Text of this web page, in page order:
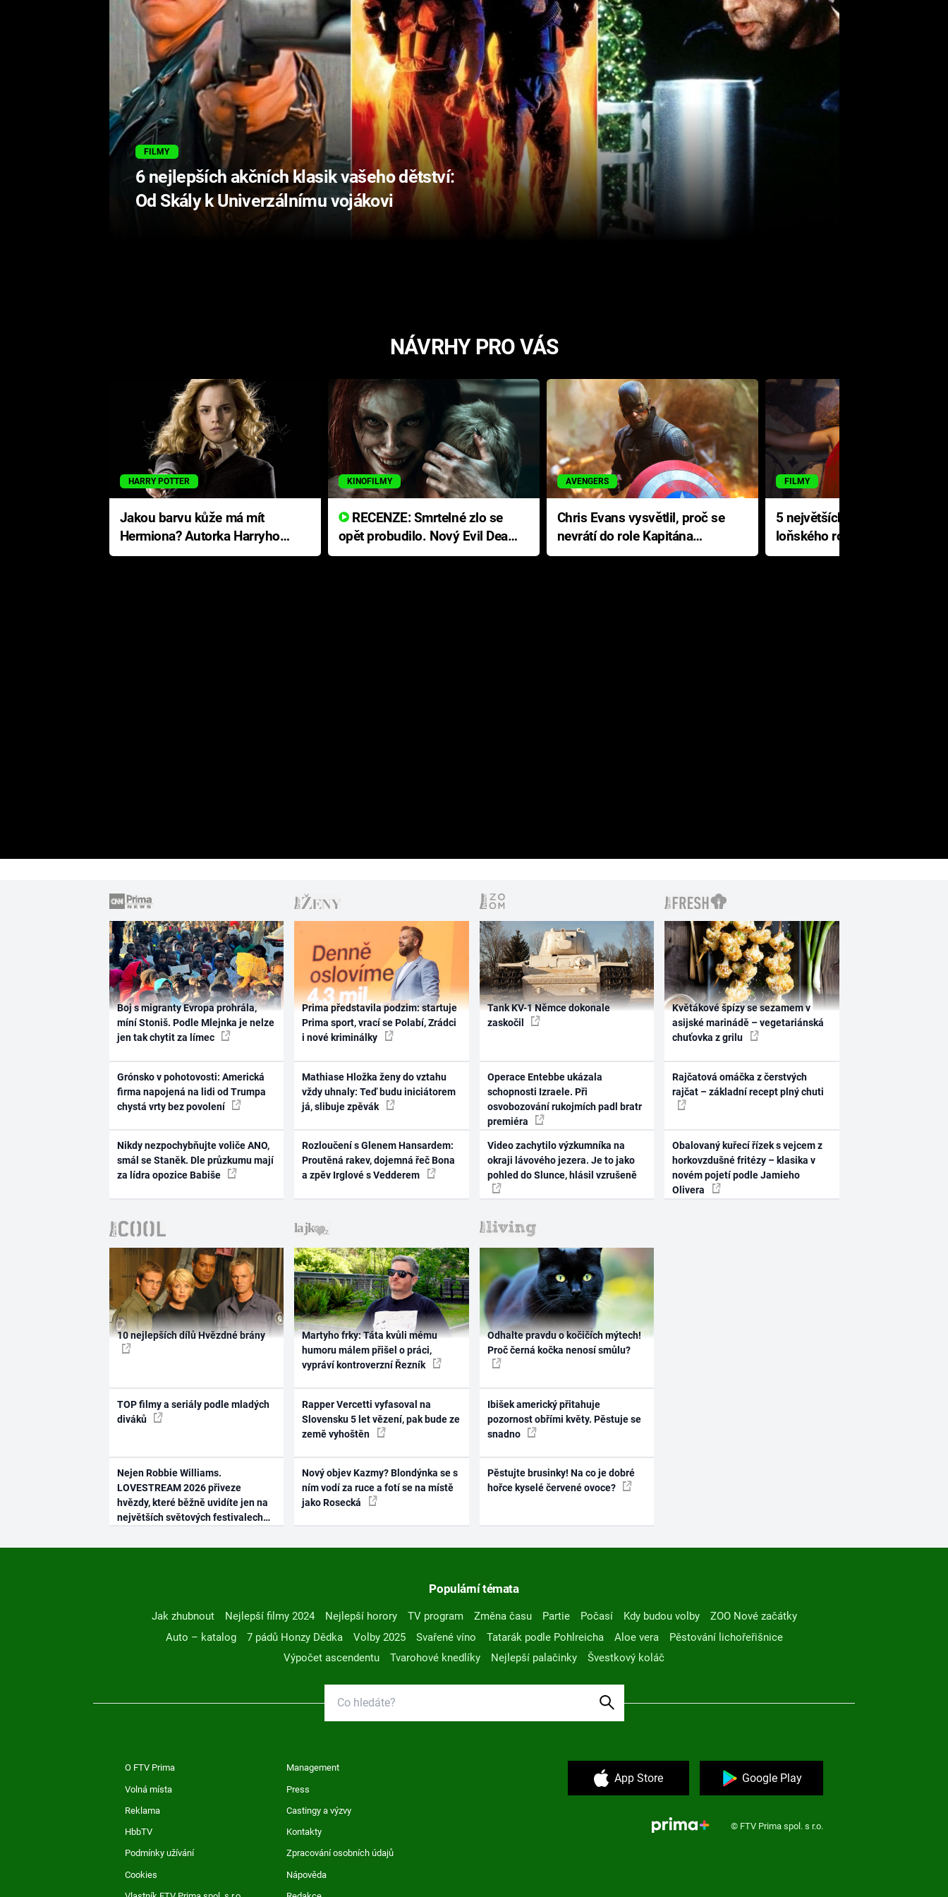
FILMY
6 nejlepších akčních klasik vašeho dětství:
Od Skály k Univerzálnímu vojákovi
NÁVRHY PRO VÁS
HARRY POTTER
Jakou barvu kůže má mít
Hermiona? Autorka Harryho
Pottera přišla s ráznou
KINOFILMY
RECENZE: Smrtelné zlo se
opět probudilo. Nový Evil Dead
přichází s neodolatelnou
AVENGERS
Chris Evans vysvětlil, proč se
nevrátí do role Kapitána
Ameriky
FILMY
5 největších propadáků
loňského roku: Disney na
jediné katastrofě prodělal 200
Boj s migranty Evropa prohrála,
míní Stoniš. Podle Mlejnka je nelze
jen tak chytit za límec
Grónsko v pohotovosti: Americká
firma napojená na lidi od Trumpa
chystá vrty bez povolení
Nikdy nezpochybňujte voliče ANO,
smál se Staněk. Dle průzkumu mají
za lídra opozice Babiše
Prima představila podzim: startuje
Prima sport, vrací se Polabí, Zrádci
i nové kriminálky
Mathiase Hložka ženy do vztahu
vždy uhnaly: Teď budu iniciátorem
já, slibuje zpěvák
Rozloučení s Glenem Hansardem:
Proutěná rakev, dojemná řeč Bona
a zpěv Irglové s Vedderem
Tank KV-1 Němce dokonale
zaskočil
Operace Entebbe ukázala
schopnosti Izraele. Při
osvobozování rukojmích padl bratr
premiéra
Video zachytilo výzkumníka na
okraji lávového jezera. Je to jako
pohled do Slunce, hlásil vzrušeně
Květákové špízy se sezamem v
asijské marinádě – vegetariánská
chuťovka z grilu
Rajčatová omáčka z čerstvých
rajčat – základní recept plný chuti
Obalovaný kuřecí řízek s vejcem z
horkovzdušné fritézy – klasika v
novém pojetí podle Jamieho
Olivera
10 nejlepších dílů Hvězdné brány
TOP filmy a seriály podle mladých
diváků
Nejen Robbie Williams.
LOVESTREAM 2026 přiveze
hvězdy, které běžně uvidíte jen na
největších světových festivalech
Martyho frky: Táta kvůli mému
humoru málem přišel o práci,
vypráví kontroverzní Řezník
Rapper Vercetti vyfasoval na
Slovensku 5 let vězení, pak bude ze
země vyhoštěn
Nový objev Kazmy? Blondýnka se s
ním vodí za ruce a fotí se na místě
jako Rosecká
Odhalte pravdu o kočičích mýtech!
Proč černá kočka nenosí smůlu?
Ibišek americký přitahuje
pozornost obřími květy. Pěstuje se
snadno
Pěstujte brusinky! Na co je dobré
hořce kyselé červené ovoce?
Populární témata
Jak zhubnout Nejlepší filmy 2024 Nejlepší horory TV program Změna času Partie Počasí Kdy budou volby
ZOO Nové začátky
Auto – katalog
7 pádů Honzy Dědka Volby 2025 Svařené víno Tatarák podle Pohlreicha Aloe vera
Pěstování lichořeřišnice
Výpočet ascendentu
Tvarohové knedlíky Nejlepší palačinky Švestkový koláč
O FTV Prima Management
Volná místa Press
Reklama Castingy a výzvy
HbbTV Kontakty
Podmínky užívání Zpracování osobních údajů
Cookies Nápověda
App Store Google Play
© FTV Prima spol. s r.o.